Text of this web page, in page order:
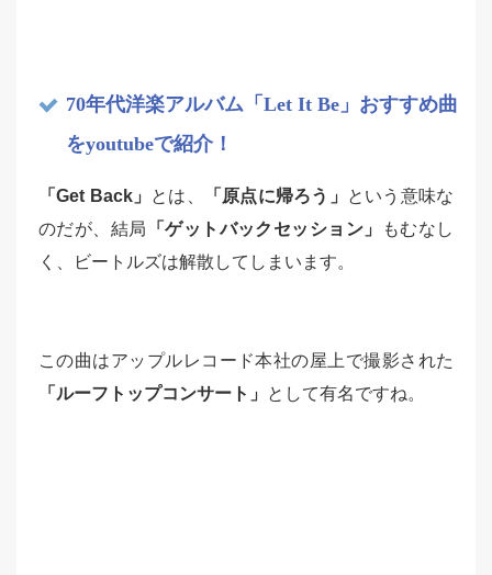
70年代洋楽アルバム「Let It Be」おすすめ曲
をyoutubeで紹介！
「Get Back」 とは、 「原点に帰ろう」
という意味な
のだが、結局
「ゲットバックセッション」
もむなし
く、ビートルズは解散してしまいます。
この曲はアップルレコード本社の屋上で撮影された
「ルーフトップコンサート」
として有名ですね。